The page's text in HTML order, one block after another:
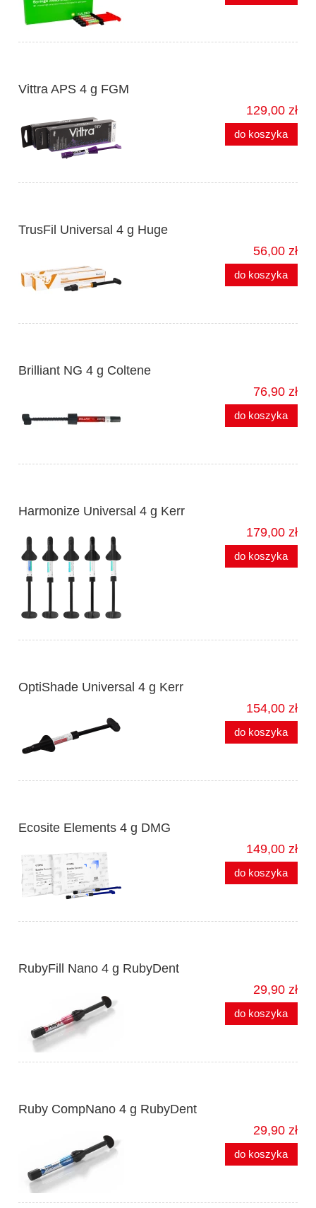
Vittra APS 4 g FGM
129,00 zł
do koszyka
TrusFil Universal 4 g Huge
56,00 zł
do koszyka
Brilliant NG 4 g Coltene
76,90 zł
do koszyka
Harmonize Universal 4 g Kerr
179,00 zł
do koszyka
OptiShade Universal 4 g Kerr
154,00 zł
do koszyka
Ecosite Elements 4 g DMG
149,00 zł
do koszyka
RubyFill Nano 4 g RubyDent
29,90 zł
do koszyka
Ruby CompNano 4 g RubyDent
29,90 zł
do koszyka